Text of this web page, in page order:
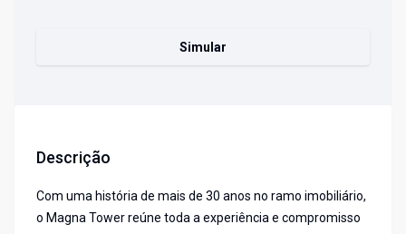
Simular
Descrição
Com uma história de mais de 30 anos no ramo imobiliário,
o Magna Tower reúne toda a experiência e compromisso